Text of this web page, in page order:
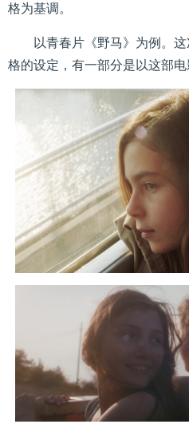
格为基调。
以青春片《野马》为例。这
格的设定，有一部分是以这部电